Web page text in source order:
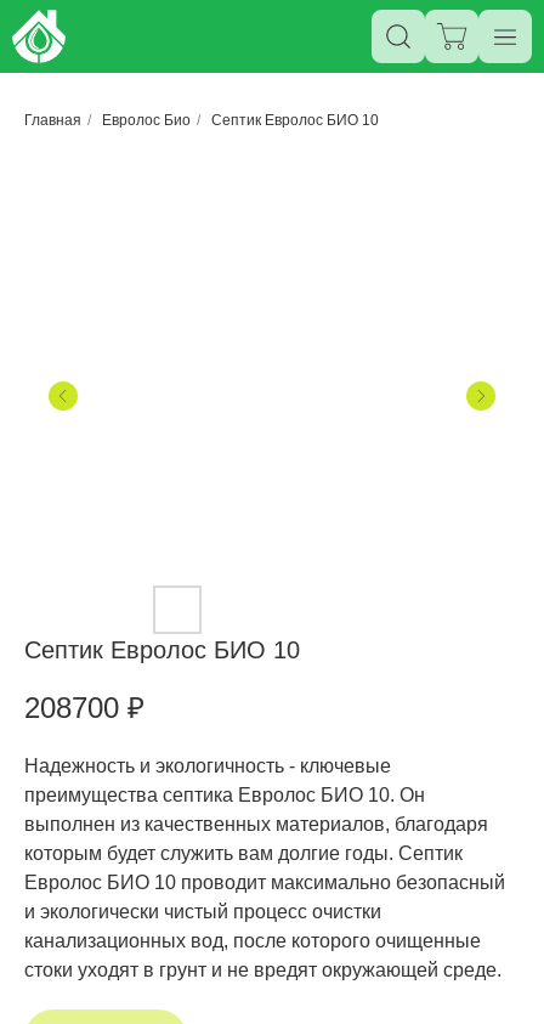
Главная / Евролос Био / Септик Евролос БИО 10
Септик Евролос БИО 10
208700 ₽
Надежность и экологичность - ключевые
преимущества септика Евролос БИО 10. Он
выполнен из качественных материалов, благодаря
которым будет служить вам долгие годы. Септик
Евролос БИО 10 проводит максимально безопасный
и экологически чистый процесс очистки
канализационных вод, после которого очищенные
стоки уходят в грунт и не вредят окружающей среде.